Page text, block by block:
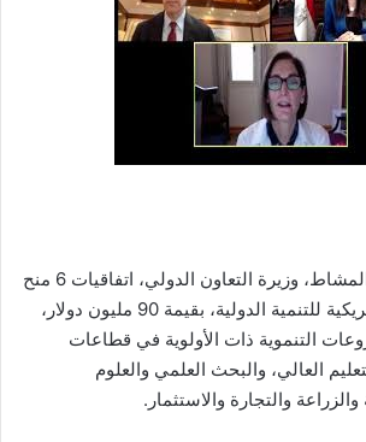
وقعت الدكتورة رانيا المشاط، وزيرة التعاون الدولي، اتفاقيات 6 منح
جديدة مع الوكالة الأمريكية للتنمية الدولية، بقيمة 90 مليون دولار،
التنموية ذات الأولوية في قطاعات
العالي، والبحث العلمي والعلوم
والتجارة والاستثمار.